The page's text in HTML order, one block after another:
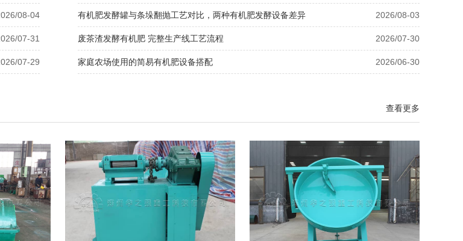
08-04 有机肥发酵罐与条垛翻抛工艺对比，两种有机肥发酵设备差异 2026/08-03
07-31 废茶渣发酵有机肥 完整生产线工艺流程 2026/07-30
07-29 家庭农场使用的简易有机肥设备搭配 2026/06-30
查看更多